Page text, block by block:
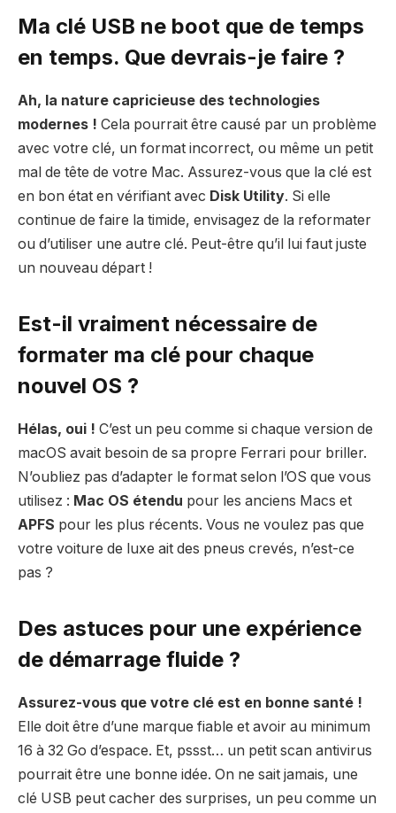
Ma clé USB ne boot que de temps
en temps. Que devrais-je faire ?
Ah, la nature capricieuse des technologies
modernes ! Cela pourrait être causé par un problème
avec votre clé, un format incorrect, ou même un petit
mal de tête de votre Mac. Assurez-vous que la clé est
en bon état en vérifiant avec Disk Utility. Si elle
continue de faire la timide, envisagez de la reformater
ou d’utiliser une autre clé. Peut-être qu’il lui faut juste
un nouveau départ !
Est-il vraiment nécessaire de
formater ma clé pour chaque
nouvel OS ?
Hélas, oui ! C’est un peu comme si chaque version de
macOS avait besoin de sa propre Ferrari pour briller.
N’oubliez pas d’adapter le format selon l’OS que vous
utilisez : Mac OS étendu pour les anciens Macs et
APFS pour les plus récents. Vous ne voulez pas que
votre voiture de luxe ait des pneus crevés, n’est-ce
pas ?
Des astuces pour une expérience
de démarrage fluide ?
Assurez-vous que votre clé est en bonne santé !
Elle doit être d’une marque fiable et avoir au minimum
16 à 32 Go d’espace. Et, pssst… un petit scan antivirus
pourrait être une bonne idée. On ne sait jamais, une
clé USB peut cacher des surprises, un peu comme un